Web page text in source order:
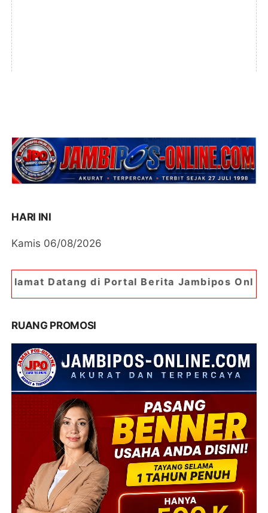
HARI INI
Kamis 06/08/2026
di Portal Berita Jambipos Online. Portal Berita
RUANG PROMOSI